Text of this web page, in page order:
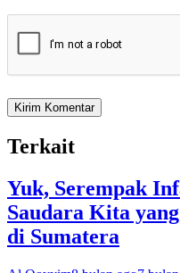
Terkait
Yuk, Serempak
Saudara Kita
di Sumatera